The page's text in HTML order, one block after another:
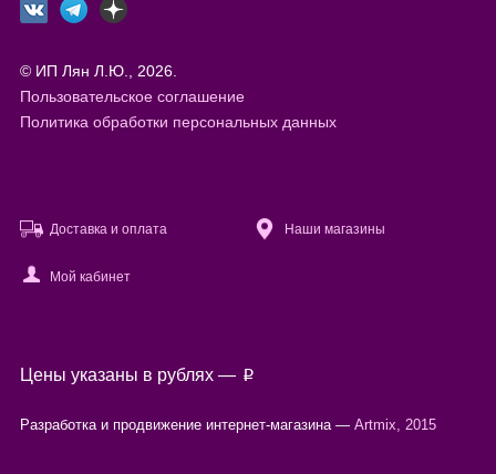
© ИП Лян Л.Ю., 2026.
Пользовательское соглашение
Политика обработки персональных данных
Доставка и оплата Наши магазины
Мой кабинет
Цены указаны в рублях — p
Разработка и продвижение интернет-магазина — Artmix, 2015
Используя настоящий сайт, вы предоставляете согласие на